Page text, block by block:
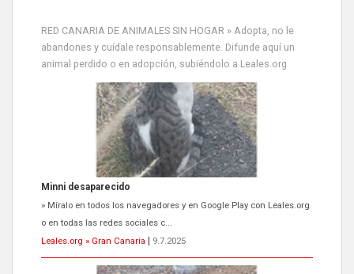
RED CANARIA DE ANIMALES SIN HOGAR » Adopta, no le
abandones y cuídale responsablemente. Difunde aquí un
animal perdido o en adopción, subiéndolo a Leales.org
Siami Perdida
Se llama Siami,es hembra de 4 años,esterilizada con marca de
oreja,cariñosa,mimosa pero miedosa,e...
Leales.org » Gran Canaria
9.7.2025